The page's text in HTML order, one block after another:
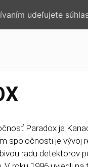
Paradox ja
spoločnosti je vývoj
radu detektorov
udeľujete